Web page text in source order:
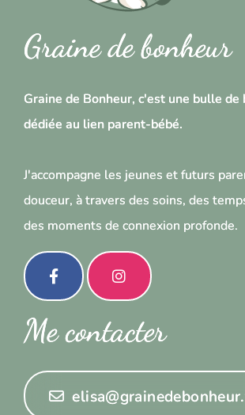
Graine de bonheur
Graine de Bonheur, c'est une bulle
dédiée au lien parent-bébé.
J'accompagne les jeunes et futurs
douceur, à travers des soins, des
des moments de connexion profonde.
Me contacter